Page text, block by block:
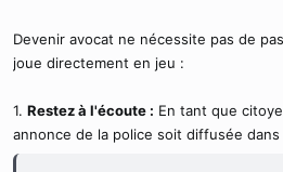
Devenir avocat ne nécessite pas de
joue directement en jeu :
1. Restez à l'écoute : En tant que
annonce de la police soit diffusée dans